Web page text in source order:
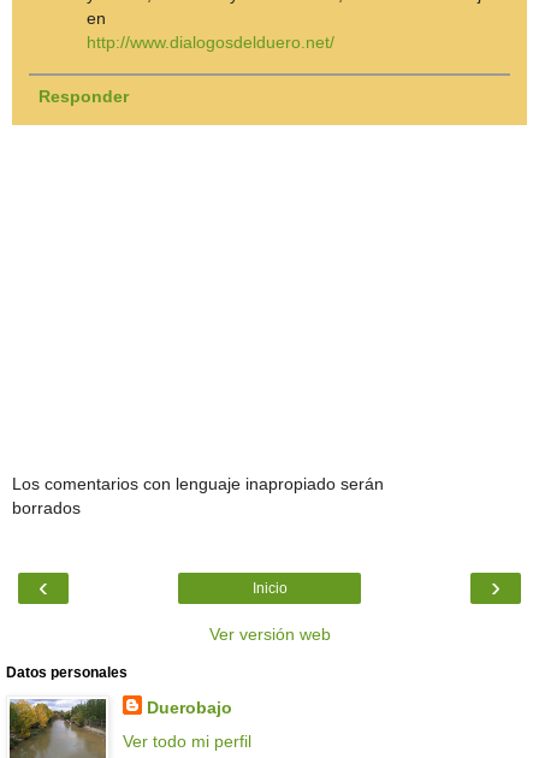
en
http://www.dialogosdelduero.net/
Responder
Los comentarios con lenguaje inapropiado serán
borrados
‹ ›
Inicio
Ver versión web
Datos personales
Duerobajo
Ver todo mi perfil